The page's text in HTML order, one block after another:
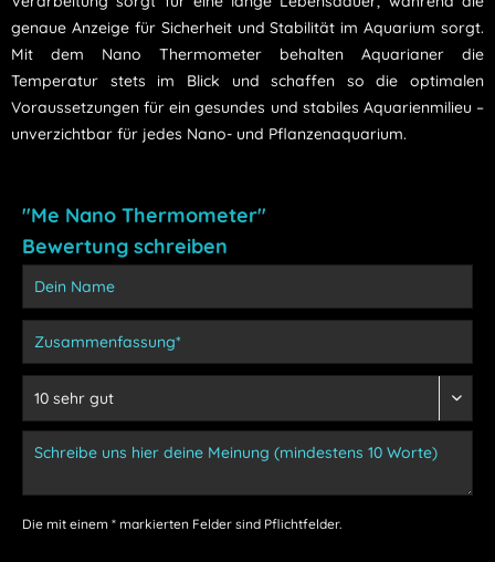
genaue Anzeige für Sicherheit und Stabilität im Aquarium sorgt.
Mit dem Nano Thermometer behalten Aquarianer die
Temperatur stets im Blick und schaffen so die optimalen
Voraussetzungen für ein gesundes und stabiles Aquarienmilieu –
unverzichtbar für jedes Nano- und Pflanzenaquarium.
"Me Nano Thermometer"
Bewertung schreiben
Die mit einem * markierten Felder sind Pflichtfelder.